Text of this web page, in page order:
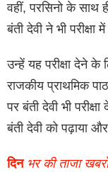
वहीं, परसिनो के साथ
बंती देवी ने भी
उन्हें यह परीक्षा देने के
राजकीय प्राथमिक
पर बंती देवी भी
बंती देवी को पढ़ाया और
दिनभर की ताजा